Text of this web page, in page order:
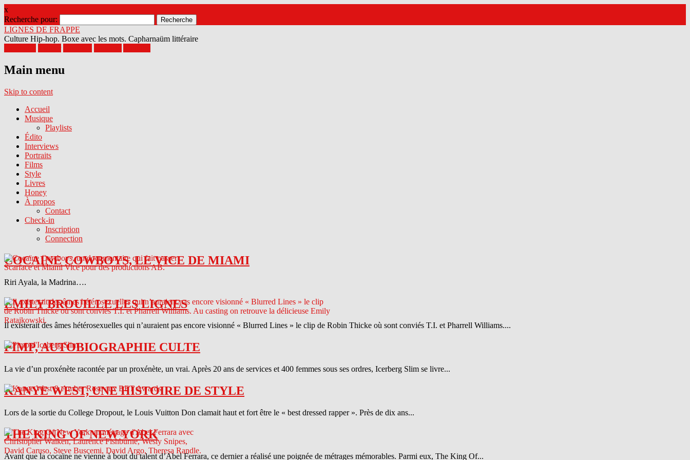
x
Recherche pour:
LIGNES DE FRAPPE
Culture Hip-hop. Boxe avec les mots. Capharnaüm littéraire
Main menu
Skip to content
Accueil
Musique
Playlists
Édito
Interviews
Portraits
Films
Style
Livres
Honey
À propos
Contact
Check-in
Inscription
Connection
COCAINE COWBOYS, LE VICE DE MIAMI
Riri Ayala, la Madrina….
EMILY BROUILLE LES LIGNES
Il existerait des âmes hétérosexuelles qui n’auraient pas encore visionné « Blurred Lines » le clip de Robin Thicke où sont conviés T.I. et Pharrell Williams....
PIMP, AUTOBIOGRAPHIE CULTE
La vie d’un proxénète racontée par un proxénète, un vrai. Après 20 ans de services et 400 femmes sous ses ordres, Icerberg Slim se livre...
KANYE WEST, UNE HISTOIRE DE STYLE
Lors de la sortie du College Dropout, le Louis Vuitton Don clamait haut et fort être le « best dressed rapper ». Près de dix ans...
THE KING OF NEW YORK
Avant que la cocaïne ne vienne à bout du talent d’Abel Ferrara, ce dernier a réalisé une poignée de métrages mémorables. Parmi eux, The King Of...